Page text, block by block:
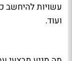
עשויות להיחשב
ועוד.